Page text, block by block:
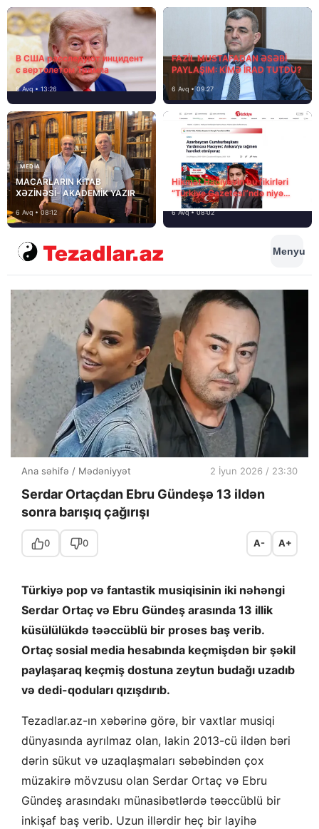
В США расследуют инцидент
с вертолетом Трампа
6 Avq • 13:26
FAZİL MUSTAFADAN ƏSƏBİ
PAYLAŞIM: KİMƏ İRAD TUTDU?
6 Avq • 09:27
MEDİA
MACARLARIN KİTAB
XƏZİNƏSİ- AKADEMİK YAZIR
6 Avq • 08:12
Hikmət Hacıyevin bu fikirləri
“Türkiye Gazetesi”ndə niyə
təhrif edilib?
6 Avq • 08:02
Menyu
Ana səhifə / Mədəniyyət 2 İyun 2026 / 23:30
Serdar Ortaçdan Ebru Gündeşə 13 ildən
sonra barışıq çağırışı
0 0 A- A+
Türkiyə pop və fantastik musiqisinin iki nəhəngi
Serdar Ortaç və Ebru Gündeş arasında 13 illik
küsülülükdə təəccüblü bir proses baş verib.
Ortaç sosial media hesabında keçmişdən bir şəkil
paylaşaraq keçmiş dostuna zeytun budağı uzadıb
və dedi-qoduları qızışdırıb.
Tezadlar.az-ın xəbərinə görə, bir vaxtlar musiqi
dünyasında ayrılmaz olan, lakin 2013-cü ildən bəri
dərin sükut və uzaqlaşmaları səbəbindən çox
müzakirə mövzusu olan Serdar Ortaç və Ebru
Gündeş arasındakı münasibətlərdə təəccüblü bir
inkişaf baş verib. Uzun illərdir heç bir layihə